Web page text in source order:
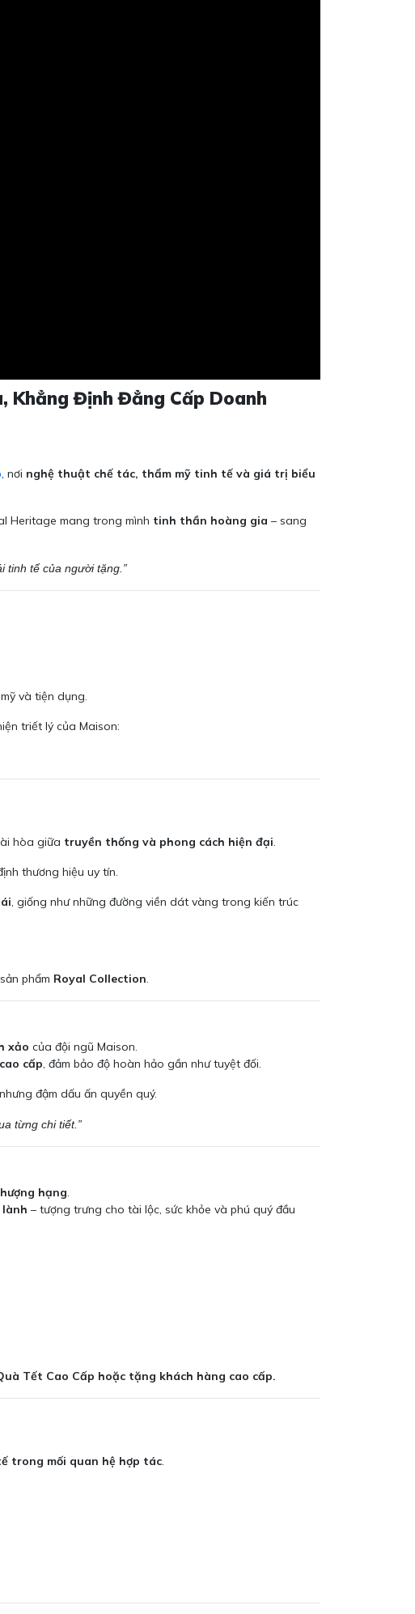
Khẳng Định Đẳng Cấp Doanh
, nơi nghệ thuật chế tác, thẩm mỹ tinh tế và giá trị biểu
Heritage mang trong mình tinh thần hoàng gia – sang
tinh tế của người tặng.”
và tiện dụng.
triết lý của Maison:
hòa giữa truyền thống và phong cách hiện đại.
thương hiệu uy tín.
, giống như những đường viền dát vàng trong kiến trúc
phẩm Royal Collection.
xảo của đội ngũ Maison.
cấp, đảm bảo độ hoàn hảo gần như tuyệt đối.
đậm dấu ấn quyền quý.
từng chi tiết.”
hạng.
– tượng trưng cho tài lộc, sức khỏe và phú quý đầu
Tết Cao Cấp hoặc tặng khách hàng cao cấp.
trong mối quan hệ hợp tác.